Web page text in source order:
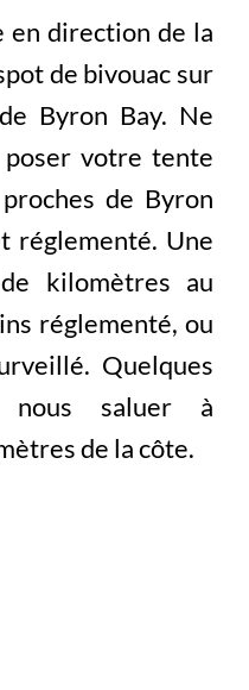
en direction de la
de bivouac sur
Byron Bay. Ne
votre tente
de Byron
réglementé. Une
kilomètres au
réglementé, ou
Quelques
nous saluer à
de la côte.